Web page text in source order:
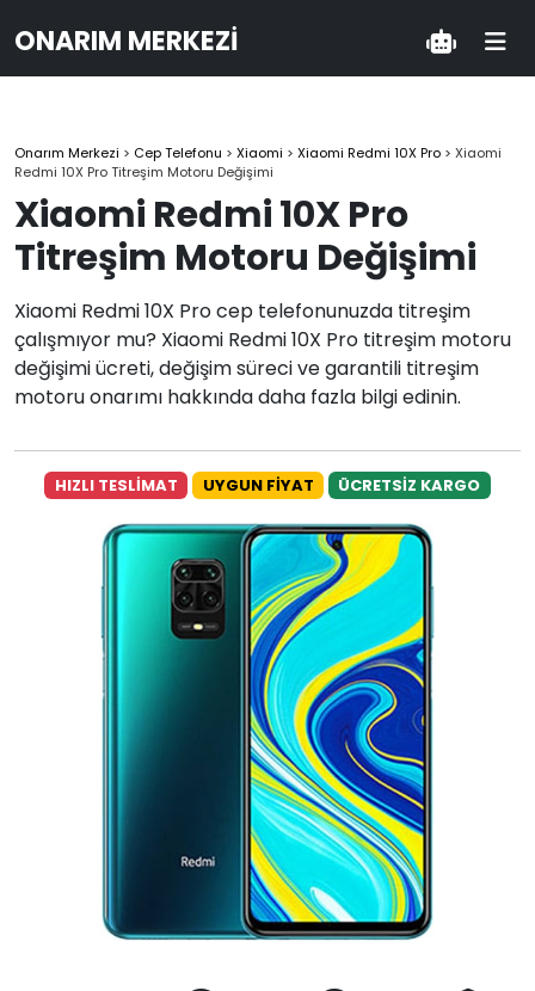
ONARIM MERKEZI
Onarım Merkezi > Cep Telefonu > Xiaomi > Xiaomi Redmi 10X Pro > Xiaomi
Redmi 10X Pro Titreşim Motoru Değişimi
Xiaomi Redmi 10X Pro
Titreşim Motoru Değişimi
Xiaomi Redmi 10X Pro cep telefonunuzda titreşim
çalışmıyor mu? Xiaomi Redmi 10X Pro titreşim motoru
değişimi ücreti, değişim süreci ve garantili titreşim
motoru onarımı hakkında daha fazla bilgi edinin.
HIZLI TESLİMAT UYGUN FİYAT ÜCRETSİZ KARGO